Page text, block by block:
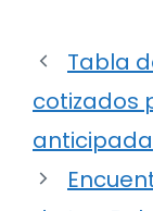
Tabla
cotizados
anticipada